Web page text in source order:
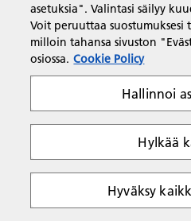
asetuksia". Valintasi säilyy
Voit peruuttaa suostumuksesi
milloin tahansa sivuston
osiossa. Cookie Policy
Hallinnoi
Hylkää
Hyväksy